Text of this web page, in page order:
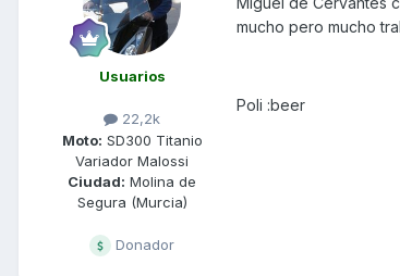
Usuarios
22,2k
Moto: SD300 Titanio
Variador Malossi
Ciudad: Molina de
Segura (Murcia)
Donador
mucho pero mucho
Poli :beer